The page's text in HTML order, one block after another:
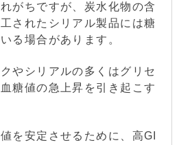
がちですが、炭水化物の含
されたシリアル製品には糖
る場合があります。
やシリアルの多くはグリセ
糖値の急上昇を引き起こす
を安定させるために、高GI